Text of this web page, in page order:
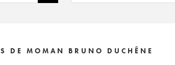
DE MOMAN BRUNO DUCHÊNE